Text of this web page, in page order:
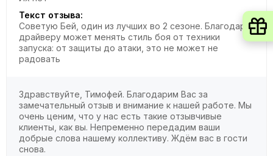
Текст отзыва:
Советую Бей, один из лучших во 2 сезоне. Благодаря
драйверу может менять стиль боя от техники
запуска: от защиты до атаки, это не может не
радовать
Здравствуйте, Тимофей. Благодарим Вас за
замечательный отзыв и внимание к нашей работе. Мы
очень ценим, что у нас есть такие отзывчивые
клиенты, как вы. Непременно передадим ваши
добрые слова нашему коллективу. Ждём вас в гости
снова.